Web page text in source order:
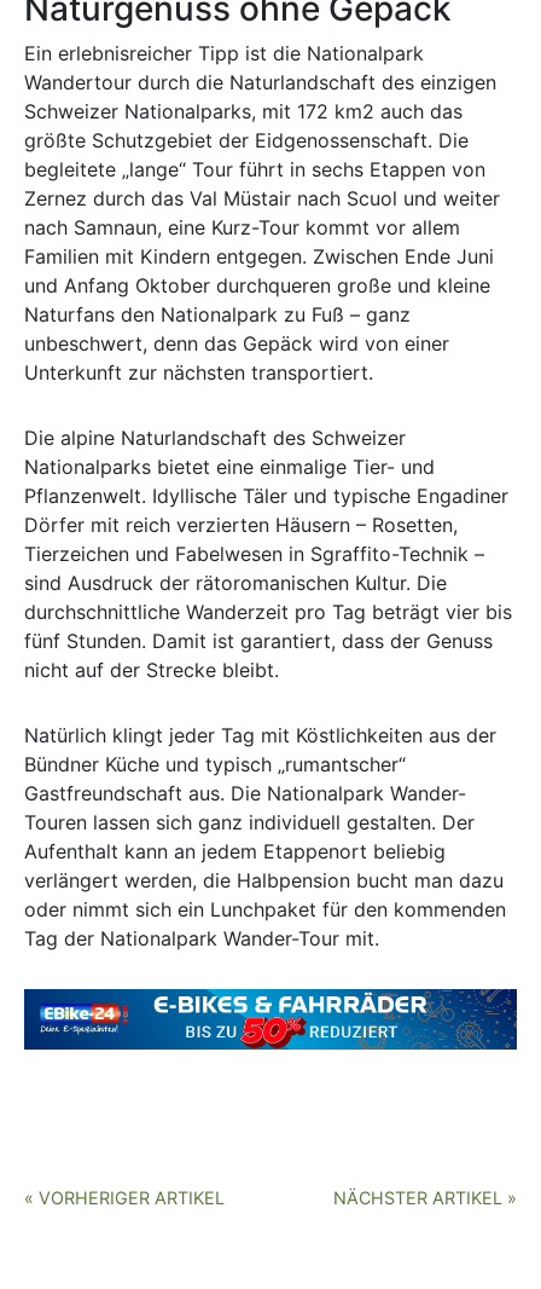
Naturgenuss ohne Gepäck
Ein erlebnisreicher Tipp ist die Nationalpark
Wandertour durch die Naturlandschaft des einzigen
Schweizer Nationalparks, mit 172 km2 auch das
größte Schutzgebiet der Eidgenossenschaft. Die
begleitete „lange“ Tour führt in sechs Etappen von
Zernez durch das Val Müstair nach Scuol und weiter
nach Samnaun, eine Kurz-Tour kommt vor allem
Familien mit Kindern entgegen. Zwischen Ende Juni
und Anfang Oktober durchqueren große und kleine
Naturfans den Nationalpark zu Fuß – ganz
unbeschwert, denn das Gepäck wird von einer
Unterkunft zur nächsten transportiert.
Die alpine Naturlandschaft des Schweizer
Nationalparks bietet eine einmalige Tier- und
Pflanzenwelt. Idyllische Täler und typische Engadiner
Dörfer mit reich verzierten Häusern – Rosetten,
Tierzeichen und Fabelwesen in Sgraffito-Technik –
sind Ausdruck der rätoromanischen Kultur. Die
durchschnittliche Wanderzeit pro Tag beträgt vier bis
fünf Stunden. Damit ist garantiert, dass der Genuss
nicht auf der Strecke bleibt.
Natürlich klingt jeder Tag mit Köstlichkeiten aus der
Bündner Küche und typisch „rumantscher“
Gastfreundschaft aus. Die Nationalpark Wander-
Touren lassen sich ganz individuell gestalten. Der
Aufenthalt kann an jedem Etappenort beliebig
verlängert werden, die Halbpension bucht man dazu
oder nimmt sich ein Lunchpaket für den kommenden
Tag der Nationalpark Wander-Tour mit.
NÄCHSTER ARTIKEL »
« VORHERIGER ARTIKEL